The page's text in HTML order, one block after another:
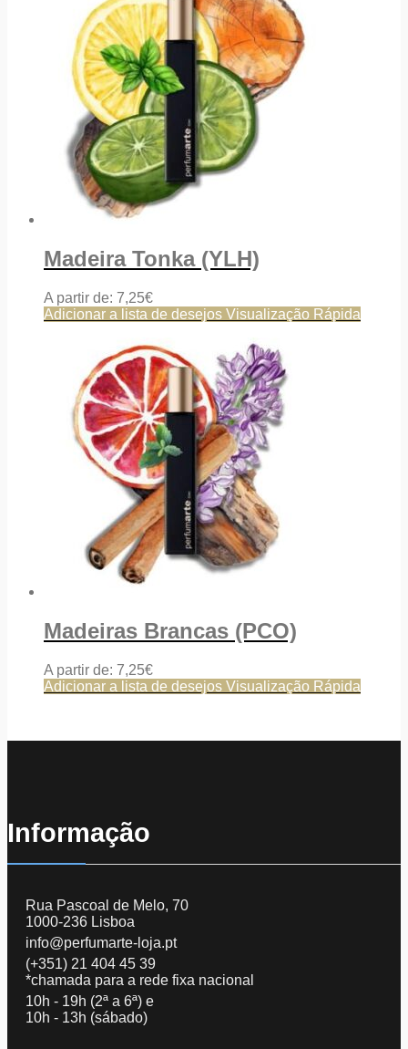
Madeira Tonka (YLH)
A partir de: 7,25€
Adicionar a lista de desejos Visualização Rápida
Madeiras Brancas (PCO)
A partir de: 7,25€
Adicionar a lista de desejos Visualização Rápida
Informação
Rua Pascoal de Melo, 70
1000-236 Lisboa
info@perfumarte-loja.pt
(+351) 21 404 45 39
*chamada para a rede fixa nacional
10h - 19h (2ª a 6ª) e
10h - 13h (sábado)